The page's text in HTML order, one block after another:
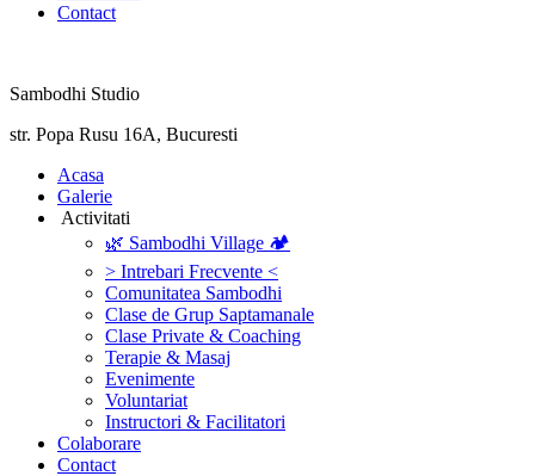
Contact
Sambodhi Studio
str. Popa Rusu 16A, Bucuresti
‎Acasa
Galerie
‎ ‎Activitati‎
🌿 Sambodhi Village 🏕️
> Intrebari Frecvente <
Comunitatea Sambodhi
Clase de Grup Saptamanale
Clase Private & Coaching
Terapie & Masaj
‎Evenimente
Voluntariat
‏‏‎Instructori & Facilitatori
Colaborare
Contact